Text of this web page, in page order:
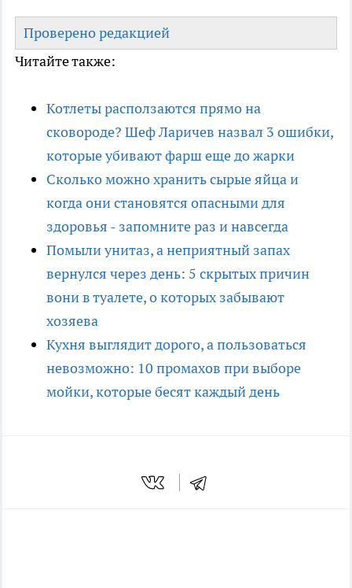
Проверено редакцией
Читайте также:
Котлеты расползаются прямо на
сковороде? Шеф Ларичев назвал 3 ошибки,
которые убивают фарш еще до жарки
Сколько можно хранить сырые яйца и
когда они становятся опасными для
здоровья - запомните раз и навсегда
Помыли унитаз, а неприятный запах
вернулся через день: 5 скрытых причин
вони в туалете, о которых забывают
хозяева
Кухня выглядит дорого, а пользоваться
невозможно: 10 промахов при выборе
мойки, которые бесят каждый день